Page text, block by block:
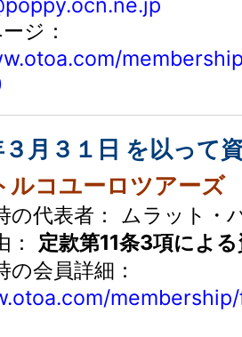
ジ：
月３１日 を以って
ルコユーロツアーズ
の代表者： ムラット・
： 定款第11条3項によ
の会員詳細：